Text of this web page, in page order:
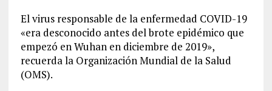
El virus responsable de la enfermedad COVID-19
«era desconocido antes del brote epidémico que
empezó en Wuhan en diciembre de 2019»,
recuerda la Organización Mundial de la Salud
(OMS).